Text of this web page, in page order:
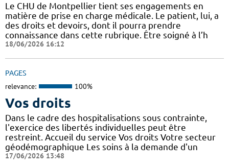
Le CHU de Montpellier tient ses engagements en
matière de prise en charge médicale. Le patient, lui, a
des droits et devoirs, dont il pourra prendre
connaissance dans cette rubrique. Être soigné à l’h
18/06/2026 16:12
PAGES
relevance: 100%
Vos droits
Dans le cadre des hospitalisations sous contrainte,
l'exercice des libertés individuelles peut être
restreint. Accueil du service Vos droits Votre secteur
géodémographique Les soins à la demande d'un
17/06/2026 13:48